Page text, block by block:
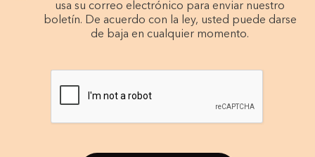
usa su correo electrónico para enviar nuestro
boletín. De acuerdo con la ley, usted puede darse
de baja en cualquier momento.